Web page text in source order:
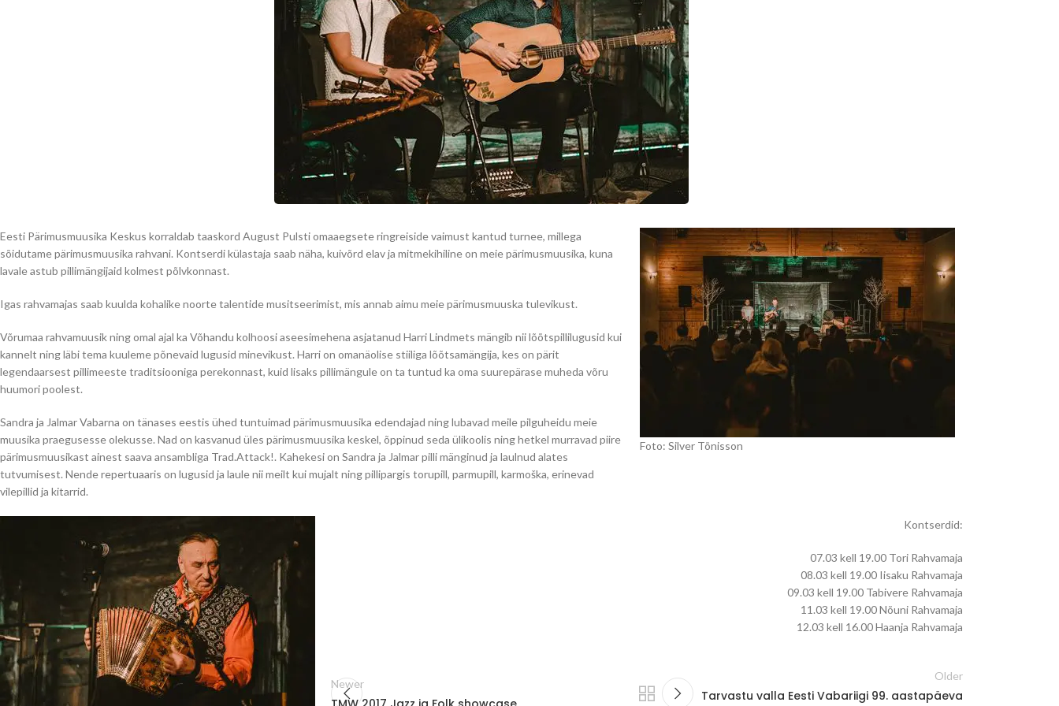
Foto: Silver Tõnisson
Eesti Pärimusmuusika Keskus korraldab taaskord August Pulsti omaaegsete ringreiside vaimust kantud turnee, millega
sõidutame pärimusmuusika rahvani. Kontserdi külastaja saab näha, kuivõrd elav ja mitmekihiline on meie pärimusmuusika, kuna
lavale astub pillimängijaid kolmest põlvkonnast.
Igas rahvamajas saab kuulda kohalike noorte talentide musitseerimist, mis annab aimu meie pärimusmuuska tulevikust.
Võrumaa rahvamuusik ning omal ajal ka Võhandu kolhoosi aseesimehena asjatanud Harri Lindmets mängib nii lõõtspillilugusid kui
kannelt ning läbi tema kuuleme põnevaid lugusid minevikust. Harri on omanäolise stiiliga lõõtsamängija, kes on pärit
legendaarsest pillimeeste traditsiooniga perekonnast, kuid lisaks pillimängule on ta tuntud ka oma suurepärase muheda võru
huumori poolest.
Sandra ja Jalmar Vabarna on tänases eestis ühed tuntuimad pärimusmuusika edendajad ning lubavad meile pilguheidu meie
muusika praegusesse olekusse. Nad on kasvanud üles pärimusmuusika keskel, õppinud seda ülikoolis ning hetkel murravad piire
pärimusmuusikast ainest saava ansambliga Trad.Attack!. Kahekesi on Sandra ja Jalmar pilli mänginud ja laulnud alates
tutvumisest. Nende repertuaaris on lugusid ja laule nii meilt kui mujalt ning pillipargis torupill, parmupill, karmoška, erinevad
vilepillid ja kitarrid.
Kontserdid:
07.03 kell 19.00 Tori Rahvamaja
08.03 kell 19.00 Iisaku Rahvamaja
09.03 kell 19.00 Tabivere Rahvamaja
11.03 kell 19.00 Nõuni Rahvamaja
12.03 kell 16.00 Haanja Rahvamaja
Newer
Older
Tarvastu valla Eesti Vabariigi 99. aastapäeva